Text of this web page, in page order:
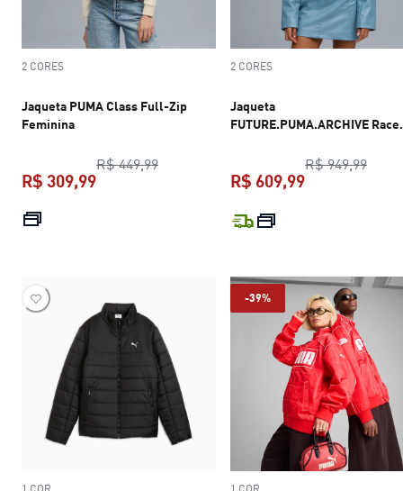
2 CORES
Jaqueta PUMA Class Full-Zip
Feminina
R$ 449,99preço original R$ 449,99
R$ 309,99
preço atual R$ 309,99
2 CORES
Jaqueta
FUTURE.PUMA.ARCHIVE
R$ 949,99
R$ 609,99
-39%